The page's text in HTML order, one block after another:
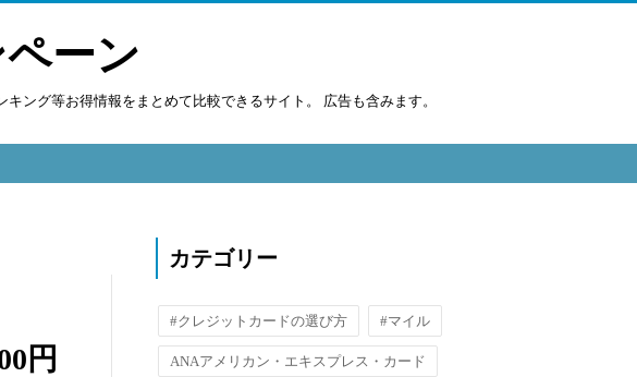
ーン
ング等お得情報をまとめて比較できるサイト。 広告も含みます。
円
カテゴリー
#クレジットカードの選び方 #マイル
ANAアメリカン・エキスプレス・カード